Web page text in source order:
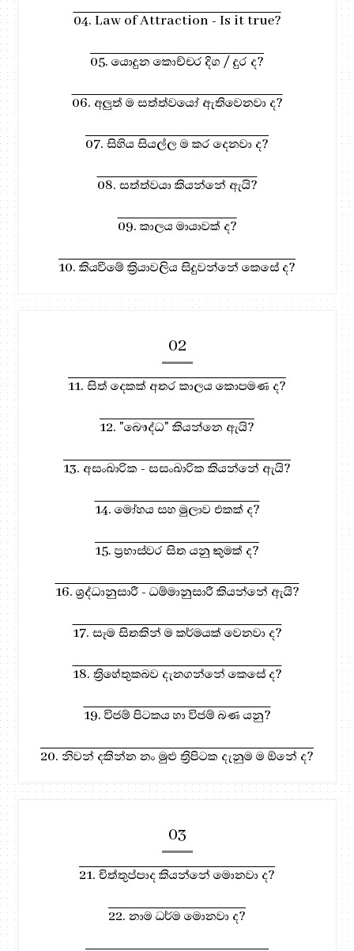
04. Law of Attraction - Is it true?
05. යොදුන කොච්චර දිග / දුර ද?
06. අලුත් ම සත්ත්වයෝ ඇතිවෙනවා ද?
07. සිහිය සියල්ල ම කර දෙනවා ද?
08. සත්ත්වයා කියන්නේ ඇයි?
09. කාලය මායාවක් ද?
10. කියවීමේ ක්‍රියාවලිය සිදුවන්නේ කෙසේ ද?
02
11. සිත් දෙකක් අතර කාලය කොපමණ ද?
12. "බෞද්ධ" කියන්නෙ ඇයි?
13. අසංඛාරික - සසංඛාරික කියන්නේ ඇයි?
14. මෝහය සහ මුලාව එකක් ද?
15. ප්‍රභාස්වර සිත යනු කුමක් ද?
16. ශ්‍රද්ධානුසාරී - ධම්මානුසාරී කියන්නේ ඇයි?
17. සෑම සිතකින් ම කර්මයක් වෙනවා ද?
18. ත්‍රිහේතුකබව දැනගන්නේ කෙසේ ද?
19. විජම් පිටකය හා විජම් බණ යනු?
20. නිවන් දකින්න නං මුළු ත්‍රිපිටක දැනුම ම ඕනේ ද?
03
21. චිත්තුප්පාද කියන්නේ මොනවා ද?
22. නාම ධර්ම මොනවා ද?